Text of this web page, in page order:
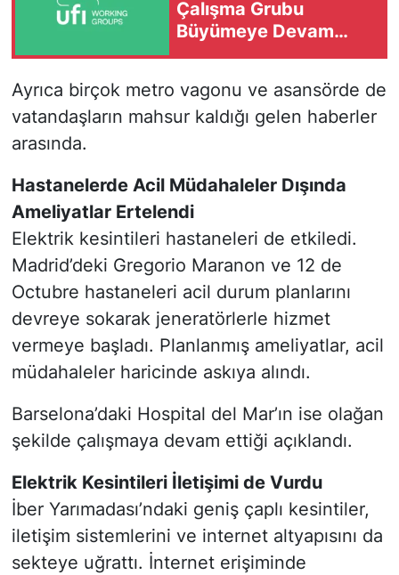
Çalışma Grubu
Büyümeye Devam
Ayrıca birçok metro vagonu ve asansörde de
vatandaşların mahsur kaldığı gelen haberler
arasında.
Hastanelerde Acil Müdahaleler Dışında
Ameliyatlar Ertelendi
Elektrik kesintileri hastaneleri de etkiledi.
Madrid’deki Gregorio Maranon ve 12 de
Octubre hastaneleri acil durum planlarını
devreye sokarak jeneratörlerle hizmet
vermeye başladı. Planlanmış ameliyatlar, acil
müdahaleler haricinde askıya alındı.
Barselona’daki Hospital del Mar’ın ise olağan
şekilde çalışmaya devam ettiği açıklandı.
Elektrik Kesintileri İletişimi de Vurdu
İber Yarımadası’ndaki geniş çaplı kesintiler,
iletişim sistemlerini ve internet altyapısını da
sekteye uğrattı. İnternet erişiminde